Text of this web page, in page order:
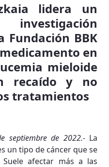
lidera un
BBK
en
mieloide
recaído y no
tratamientos
septiembre de 2022.- La
un tipo de cáncer que se
afectar más a las